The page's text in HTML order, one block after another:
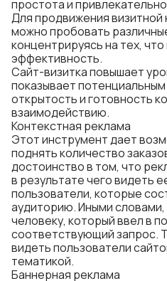
простота и
Для продвижения визитной
можно пробовать
концентрируясь на тех,
эффективность.
Сайт-визитка повышает
показывает
открытость и готовность
взаимодействию.
Контекстная реклама
Этот инструмент дает
поднять количество
достоинство в том, что
в результате чего видеть
пользователи, которые
аудиторию. Иными словами,
человеку, который ввел в
соответствующий запрос.
видеть пользователи
тематикой.
Баннерная реклама